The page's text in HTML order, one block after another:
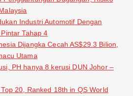
Industri Automotif Dengan
Tahap 4
Dijangka Cecah AS$29.3 Bilion,
Utama
PH hanya 8 kerusi DUN Johor –
20, Ranked 18th in QS World